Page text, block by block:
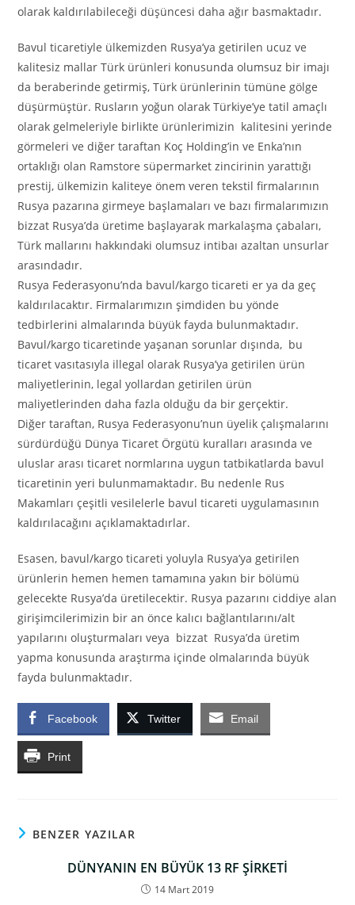
olarak kaldırılabileceği düşüncesi daha ağır basmaktadır.
Bavul ticaretiyle ülkemizden Rusya’ya getirilen ucuz ve
kalitesiz mallar Türk ürünleri konusunda olumsuz bir imajı
da beraberinde getirmiş, Türk ürünlerinin tümüne gölge
düşürmüştür. Rusların yoğun olarak Türkiye’ye tatil amaçlı
olarak gelmeleriyle birlikte ürünlerimizin kalitesini yerinde
görmeleri ve diğer taraftan Koç Holding’in ve Enka’nın
ortaklığı olan Ramstore süpermarket zincirinin yarattığı
prestij, ülkemizin kaliteye önem veren tekstil firmalarının
Rusya pazarına girmeye başlamaları ve bazı firmalarımızın
bizzat Rusya’da üretime başlayarak markalaşma çabaları,
Türk mallarını hakkındaki olumsuz intibaı azaltan unsurlar
arasındadır.
Rusya Federasyonu’nda bavul/kargo ticareti er ya da geç
kaldırılacaktır. Firmalarımızın şimdiden bu yönde
tedbirlerini almalarında büyük fayda bulunmaktadır.
Bavul/kargo ticaretinde yaşanan sorunlar dışında, bu
ticaret vasıtasıyla illegal olarak Rusya’ya getirilen ürün
maliyetlerinin, legal yollardan getirilen ürün
maliyetlerinden daha fazla olduğu da bir gerçektir.
Diğer taraftan, Rusya Federasyonu’nun üyelik çalışmalarını
sürdürdüğü Dünya Ticaret Örgütü kuralları arasında ve
uluslar arası ticaret normlarına uygun tatbikatlarda bavul
ticaretinin yeri bulunmamaktadır. Bu nedenle Rus
Makamları çeşitli vesilelerle bavul ticareti uygulamasının
kaldırılacağını açıklamaktadırlar.
Esasen, bavul/kargo ticareti yoluyla Rusya’ya getirilen
ürünlerin hemen hemen tamamına yakın bir bölümü
gelecekte Rusya’da üretilecektir. Rusya pazarını ciddiye alan
girişimcilerimizin bir an önce kalıcı bağlantılarını/alt
yapılarını oluşturmaları veya bizzat Rusya’da üretim
yapma konusunda araştırma içinde olmalarında büyük
fayda bulunmaktadır.
Facebook Twitter Email
Print
BENZER YAZILAR
DÜNYANIN EN BÜYÜK 13 RF ŞİRKETİ
14 Mart 2019